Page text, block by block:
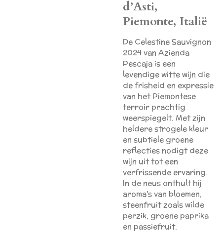
d’Asti,
Piemonte, Italië
De Celestine Sauvignon
2024 van Azienda
Pescaja is een
levendige witte wijn die
de frisheid en expressie
van het Piemontese
terroir prachtig
weerspiegelt. Met zijn
heldere strogele kleur
en subtiele groene
reflecties nodigt deze
wijn uit tot een
verfrissende ervaring.
In de neus onthult hij
aroma's van bloemen,
steenfruit zoals wilde
perzik, groene paprika
en passiefruit.